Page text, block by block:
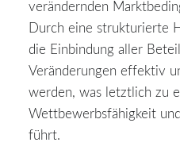
verändernden
Durch eine strukturierte
die Einbindung aller
Veränderungen effektiv
werden, was letztlich zu
Wettbewerbsfähigkeit
führt.